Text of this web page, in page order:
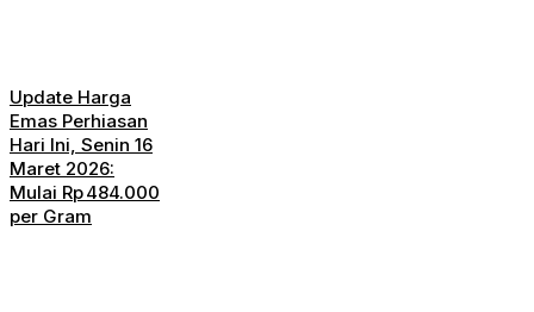
Update Harga
Emas Perhiasan
Hari Ini, Senin 16
Maret 2026:
Mulai Rp 484.000
per Gram